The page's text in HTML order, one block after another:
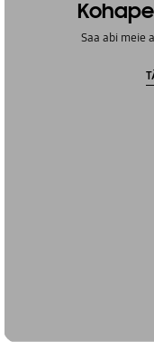
Saa abi meie